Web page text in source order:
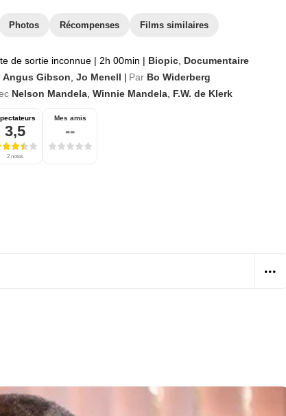
Photos Récompenses Films similaires
de sortie inconnue | 2h 00min | Biopic Documentaire
Angus Gibson Jo Menell Par Bo Widerberg
Nelson Mandela Winnie Mandela F.W. de Klerk
3,5
2 notes
Mes amis
--